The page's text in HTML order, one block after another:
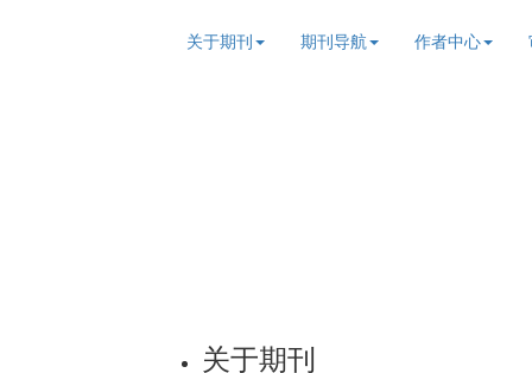
关于期刊 期刊导航 作者中心
关于期刊